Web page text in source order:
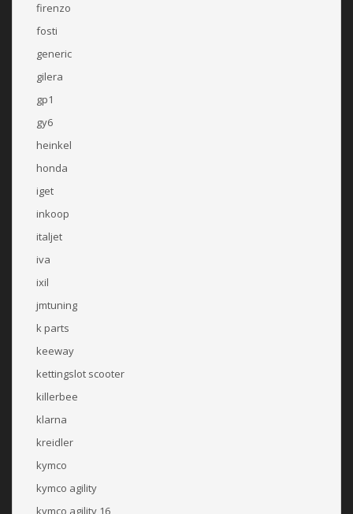
firenzo
fosti
generic
gilera
gp1
gy6
heinkel
honda
iget
inkoop
italjet
iva
ixil
jmtuning
k parts
keeway
kettingslot scooter
killerbee
klarna
kreidler
kymco
kymco agility
kymco agility 16